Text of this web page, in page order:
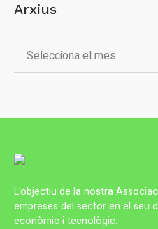
Arxius
L’objectiu de la nostra
empreses del sector en el seu
econòmic i tecnològic.